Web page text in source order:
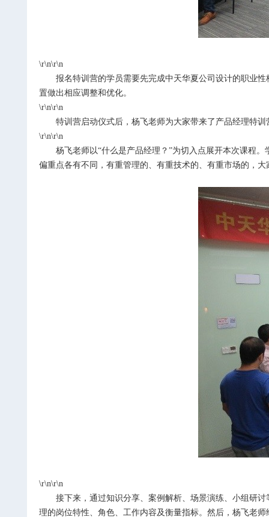
\r\n\r\n
报名特训营的学员需要先完成中天华夏公司设计的职业
置做出相应调整和优化。
\r\n\r\n
特训营启动仪式后，杨飞老师为大家带来了产品经理特
\r\n\r\n
杨飞老师以“什么是产品经理？”为切入点展开本次课程。
偏重点各有不同，有重管理的、有重技术的、有重市场的，
\r\n\r\n
接下来，通过知识分享、案例解析、场景演练、小组研
理的岗位特性、角色、工作内容及衡量指标。然后，杨飞老